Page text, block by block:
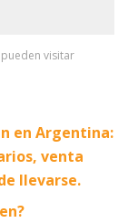
visitar
en Argentina:
venta
llevarse.